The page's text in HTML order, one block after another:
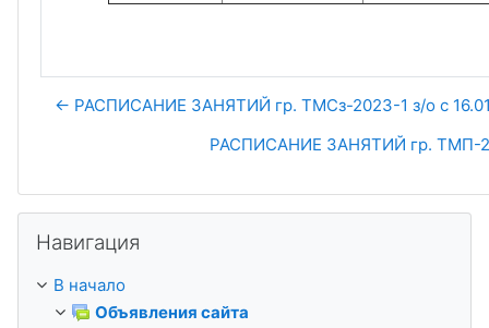
← РАСПИСАНИЕ ЗАНЯТИЙ гр. ТМСз-2023-1 з/о с
РАСПИСАНИЕ ЗАНЯТИЙ гр. ТМП-
Навигация
В начало
Объявления сайта